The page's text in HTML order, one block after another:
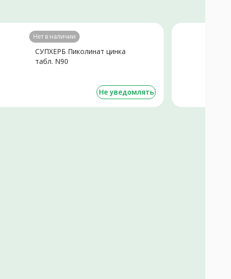
Нет в наличии
СУПХЕРБ Пиколинат цинка
табл. N90
Не уведомлять